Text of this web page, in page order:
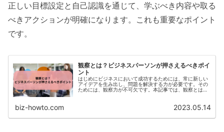
正しい目標設定と自己認識を通じて、学ぶべき内容や取る
べきアクションが明確になります。これも重要なポイント
です。
観察とは？ビジネスパーソンが押さえるべきポイ
ント
はじめにビジネスにおいて成功するためには、常に新しい
アイデアを生み出し、問題を解決する力が必要です。その
ためには、観察力が不可欠です。本記事では、観察とは何
biz-howto.com 2023.05.14